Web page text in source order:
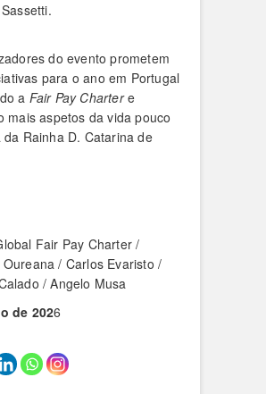
do evento prometem
para o ano em Portugal
a Fair Pay Chartere
mais aspetos da vida pouco
da Rainha D. Catarina de
Fair Pay Charter /
/ Carlos Evaristo /
/ Angelo Musa
de 2026